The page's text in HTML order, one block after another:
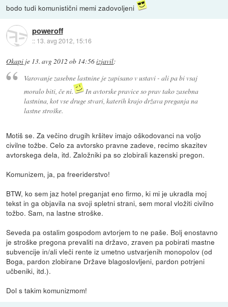
bodo tudi komunistični memi zadovoljeni
poweroff
:: 13. avg 2012, 15:16
Okapi je 13. avg 2012 ob 14:56izjavil:
Varovanje zasebne lastnine je zapisano v ustavi - ali pa bi vsaj
moralo biti, če ni.
In avtorske pravice so prav tako zasebna
lastnina, kot vse druge stvari, katerih krajo država preganja na
lastne stroške.
Motiš se. Za večino drugih kršitev imajo oškodovanci na voljo
civilne tožbe. Celo za avtorsko pravne zadeve, recimo skazitev
avtorskega dela, itd. Založniki pa so zlobirali kazenski pregon.
Komunizem, ja, pa freeriderstvo!
BTW, ko sem jaz hotel preganjat eno firmo, ki mi je ukradla moj
tekst in ga objavila na svoji spletni strani, sem moral vložiti civilno
tožbo. Sam, na lastne stroške.
Seveda pa ostalim gospodom avtorjem to ne paše. Bolj enostavno
je stroške pregona prevaliti na državo, zraven pa pobirati mastne
subvencije in/ali vleči rente iz umetno ustvarjenih monopolov (od
Boga, pardon zlobirane Države blagoslovljeni, pardon potrjeni
učbeniki, itd.).
Dol s takim komunizmom!